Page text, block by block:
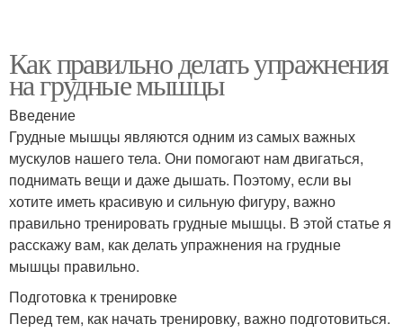
Как правильно делать упражнения
на грудные мышцы
Введение
Грудные мышцы являются одним из самых важных
мускулов нашего тела. Они помогают нам двигаться,
поднимать вещи и даже дышать. Поэтому, если вы
хотите иметь красивую и сильную фигуру, важно
правильно тренировать грудные мышцы. В этой статье я
расскажу вам, как делать упражнения на грудные
мышцы правильно.
Подготовка к тренировке
Перед тем, как начать тренировку, важно подготовиться.